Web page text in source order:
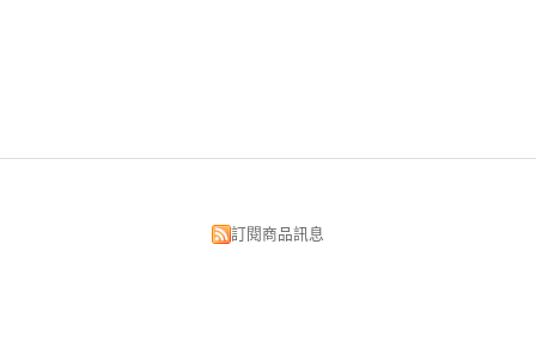
訂閱商品訊息